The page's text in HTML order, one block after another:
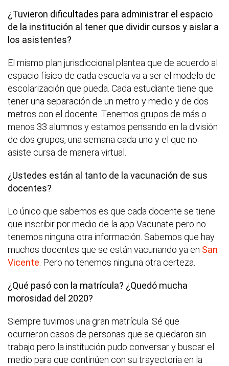
¿Tuvieron dificultades para administrar el espacio
de la institución al tener que dividir cursos y aislar a
los asistentes?
El mismo plan jurisdiccional plantea que de acuerdo al
espacio físico de cada escuela va a ser el modelo de
escolarización que pueda. Cada estudiante tiene que
tener una separación de un metro y medio y de dos
metros con el docente. Tenemos grupos de más o
menos 33 alumnos y estamos pensando en la división
de dos grupos, una semana cada uno y el que no
asiste cursa de manera virtual.
¿Ustedes están al tanto de la vacunación de sus
docentes?
Lo único que sabemos es que cada docente se tiene
que inscribir por medio de la app Vacunate pero no
tenemos ninguna otra información. Sabemos que hay
muchos docentes que se están vacunando ya en San
Vicente. Pero no tenemos ninguna otra certeza.
¿Qué pasó con la matrícula? ¿Quedó mucha
morosidad del 2020?
Siempre tuvimos una gran matrícula. Sé que
ocurrieron casos de personas que se quedaron sin
trabajo pero la institución pudo conversar y buscar el
medio para que continúen con su trayectoria en la